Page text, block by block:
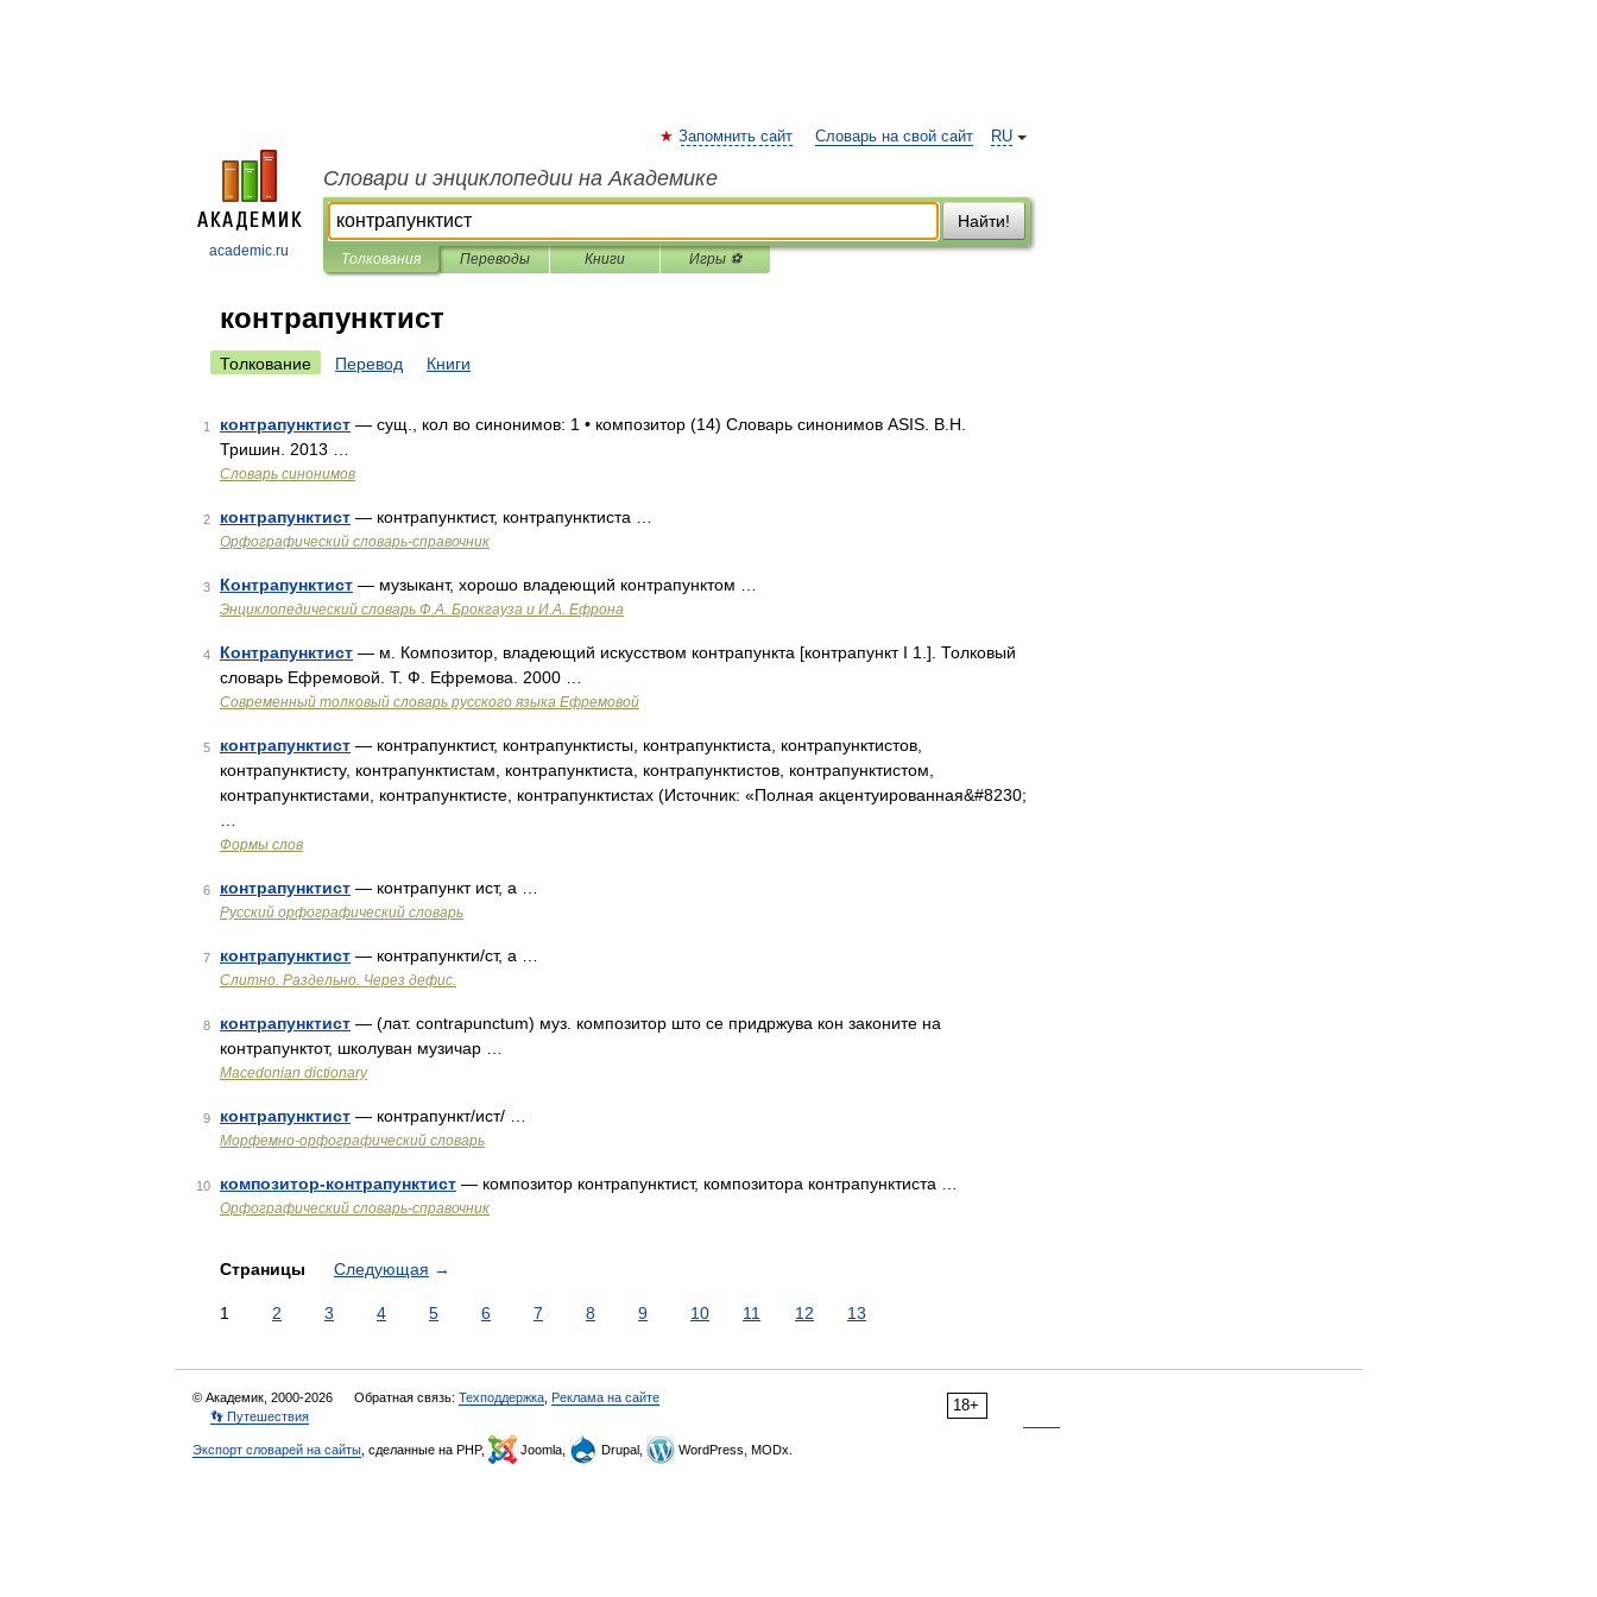
academic.ru
RU
Запомнить сайт Словарь на свой сайт
Словари и энциклопедии на Академике
Найти!
Толкования Переводы Книги Игры ⚽
контрапунктист
Толкование Перевод Книги
1 контрапунктист — сущ., кол во синонимов: 1 • композитор (14) Словарь синонимов ASIS. В.Н.
Тришин. 2013 …
Словарь синонимов
2 контрапунктист — контрапунктист, контрапунктиста …
Орфографический словарь-справочник
3 Контрапунктист — музыкант, хорошо владеющий контрапунктом …
Энциклопедический словарь Ф.А. Брокгауза и И.А. Ефрона
4 Контрапунктист — м. Композитор, владеющий искусством контрапункта [контрапункт I 1.]. Толковый
словарь Ефремовой. Т. Ф. Ефремова. 2000 …
Современный толковый словарь русского языка Ефремовой
5 контрапунктист — контрапунктист, контрапунктисты, контрапунктиста, контрапунктистов,
контрапунктисту, контрапунктистам, контрапунктиста, контрапунктистов, контрапунктистом,
контрапунктистами, контрапунктисте, контрапунктистах (Источник: «Полная акцентуированная&#8230;
Формы слов
6 контрапунктист — контрапункт ист, а …
Русский орфографический словарь
7 контрапунктист — контрапункти/ст, а …
Слитно. Раздельно. Через дефис.
8 контрапунктист — (лат. contrapunctum) муз. композитор што се придржува кон законите на
контрапунктот, школуван музичар …
Macedonian dictionary
9 контрапунктист — контрапункт/ист/ …
Морфемно-орфографический словарь
10 композитор-контрапунктист — композитор контрапунктист, композитора контрапунктиста …
Орфографический словарь-справочник
Страницы Следующая →
1 2 3 4 5 6 7 8 9 10 11 12 13
18+
© Академик, 2000-2026 Обратная связь: Техподдержка Реклама на сайте
👣 Путешествия
Экспорт словарей на сайты , сделанные на PHP, Joomla, Drupal, WordPress, MODx.